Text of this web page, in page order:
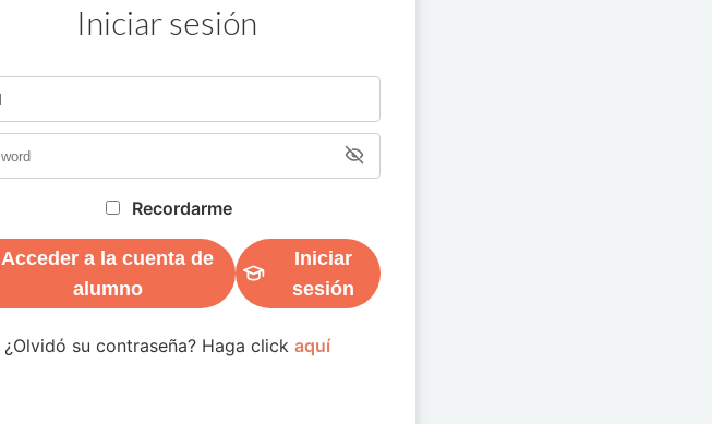
Iniciar sesión
Recordarme
Acceder a la cuenta de
alumno
Iniciar
sesión
¿Olvidó su contraseña? Haga click aquí